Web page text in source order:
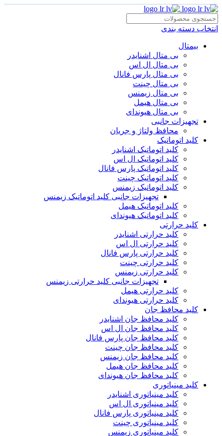
انتخاب دسته بندی
بیمتال
بی متال اشنایدر
بی متال ال اس
بی متال پارس فانال
بی متال چینت
بی متال زیمنس
بی متال هیمل
بی متال هیوندای
تجهیزات جانبی
محافظ ولتاژ و‌ جریان
کلید اتوماتیک
کلید اتوماتیک اشنایدر
کلید اتوماتیک ال اس
کلید اتوماتیک پارس فانال
کلید اتوماتیک چینت
کلید اتوماتیک زیمنس
تجهیزات جانبی کلید اتوماتیک زیمنس
کلید اتوماتیک هیمل
کلید اتوماتیک هیوندای
کلید حرارتی
کلید حرارتی اشنایدر
کلید حرارتی ال اس
کلید حرارتی پارس فانال
کلید حرارتی چینت
کلید حرارتی زیمنس
تجهیزات جانبی کلید حرارتی زیمنس
کلید حرارتی هیمل
کلید حرارتی هیوندای
کلید محافظ جان
کلید محافظ جان اشنایدر
کلید محافظ جان ال اس
کلید محافظ جان پارس فانال
کلید محافظ جان چینت
کلید محافظ جان زیمنس
کلید محافظ جان هیمل
کلید محافظ جان هیوندای
کلید مینیاتوری
کلید مینیاتوری اشنایدر
کلید مینیاتوری ال اس
کلید مینیاتوری پارس فانال
کلید مینیاتوری چینت
کلید مینیاتوری زیمنس